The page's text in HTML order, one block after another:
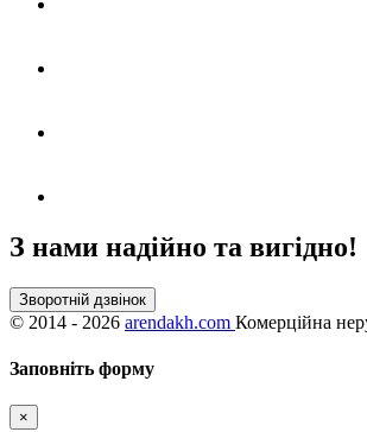
З нами надійно та вигідно!
Зворотній дзвінок
© 2014 - 2026 arendakh.com Комерційна
Заповніть форму
×